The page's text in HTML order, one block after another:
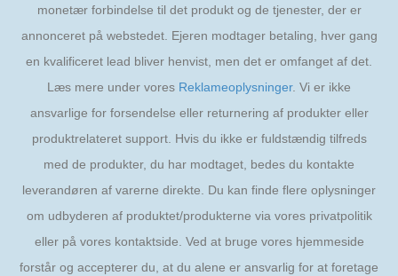
monetær forbindelse til det produkt og de tjenester, der er
annonceret på webstedet. Ejeren modtager betaling, hver gang
en kvalificeret lead bliver henvist, men det er omfanget af det.
Læs mere under vores Reklameoplysninger. Vi er ikke
ansvarlige for forsendelse eller returnering af produkter eller
produktrelateret support. Hvis du ikke er fuldstændig tilfreds
med de produkter, du har modtaget, bedes du kontakte
leverandøren af varerne direkte. Du kan finde flere oplysninger
om udbyderen af produktet/produkterne via vores privatpolitik
eller på vores kontaktside. Ved at bruge vores hjemmeside
forstår og accepterer du, at du alene er ansvarlig for at foretage